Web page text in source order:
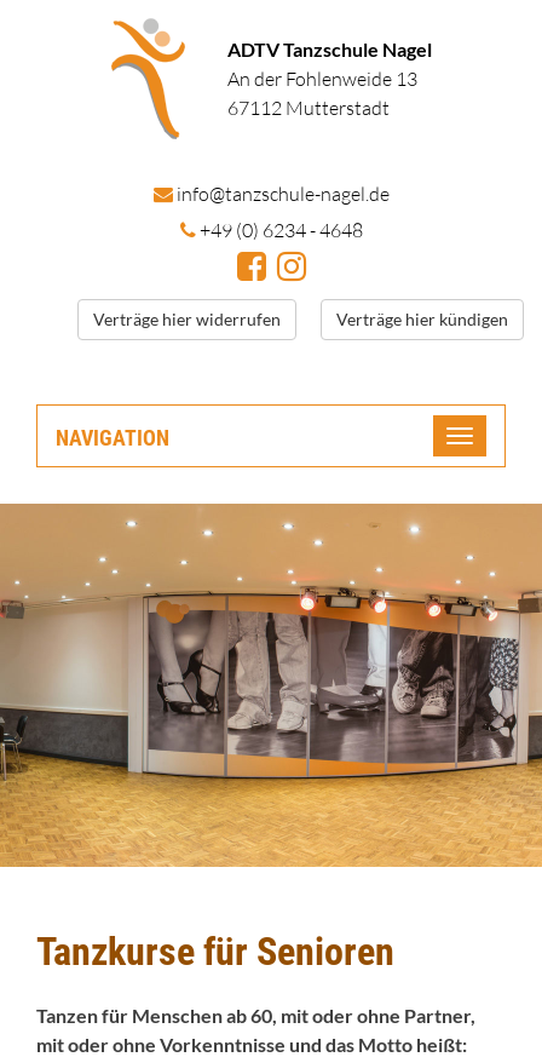
ADTV Tanzschule Nagel
An der Fohlenweide 13
67112 Mutterstadt
info@tanzschule-nagel.de
+49 (0) 6234 - 4648
Verträge hier widerrufen Verträge hier kündigen
NAVIGATION
Toggle
Tanzkurse für Senioren
Tanzen für Menschen ab 60, mit oder ohne Partner,
mit oder ohne Vorkenntnisse und das Motto heißt: